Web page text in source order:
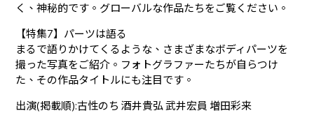
く、神秘的です。グローバルな作品たちをご覧ください。
【特集7】パーツは語る
まるで語りかけてくるような、さまざまなボディパーツを
撮った写真をご紹介。フォトグラファーたちが自らつけ
た、その作品タイトルにも注目です。
出演(掲載順):古性のち 酒井貴弘 武井宏員 増田彩来